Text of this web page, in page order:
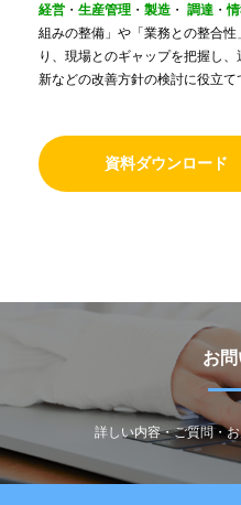
経営 ・ 生産管理 ・ 製造 ・ 調達 ・
組みの整備」や「業務との整合
り、現場とのギャップを把握し
新などの改善方針の検討に役立て
資料ダウンロード
お
詳しい内容・ご質問・